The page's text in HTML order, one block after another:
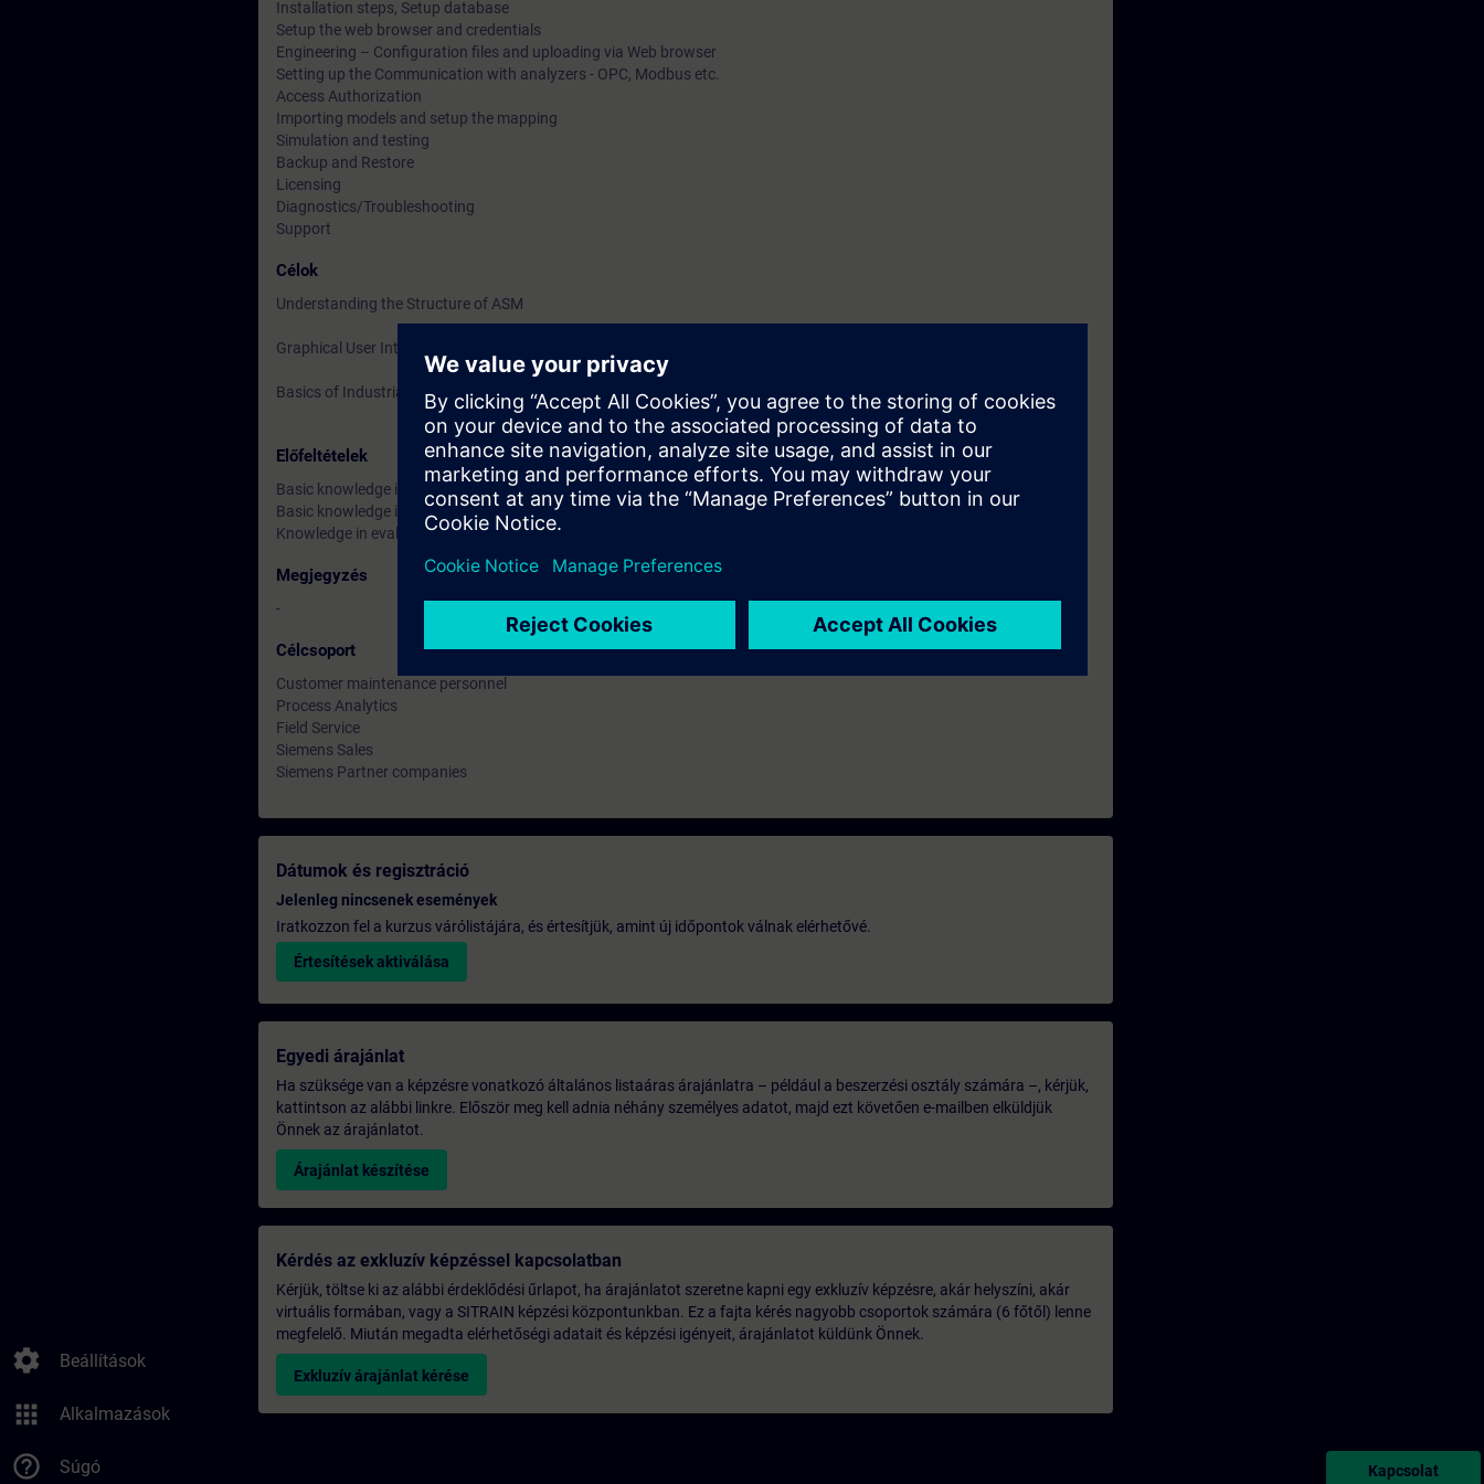
settings Beállítások
apps Alkalmazások
help_outline Súgó
Installation steps, Setup database
Setup the web browser and credentials
Engineering – Configuration files and uploading via Web browser
Setting up the Communication with analyzers - OPC, Modbus etc.
Access Authorization
Importing models and setup the mapping
Simulation and testing
Backup and Restore
Licensing
Diagnostics/Troubleshooting
Support
Célok
Understanding the Structure of ASM
Graphical User Interface
Basics of Industrial Ethernet (RSTP, MRP/HRP)
Előfeltételek
Basic knowledge in Windows
Basic knowledge in industrial Gas Analyzers
Knowledge in evaluating results of Process Analyzers
Megjegyzés
-
Célcsoport
Customer maintenance personnel
Process Analytics
Field Service
Siemens Sales
Siemens Partner companies
Dátumok és regisztráció
Jelenleg nincsenek események
Iratkozzon fel a kurzus várólistájára, és értesítjük, amint új időpontok válnak elérhetővé.
Értesítések aktiválása
Egyedi árajánlat
Ha szüksége van a képzésre vonatkozó általános listaáras árajánlatra – például a beszerzési osztály számára –, kérjük,
kattintson az alábbi linkre. Először meg kell adnia néhány személyes adatot, majd ezt követően e-mailben elküldjük
Önnek az árajánlatot.
Árajánlat készítése
Kérdés az exkluzív képzéssel kapcsolatban
Kérjük, töltse ki az alábbi érdeklődési űrlapot, ha árajánlatot szeretne kapni egy exkluzív képzésre, akár helyszíni, akár
virtuális formában, vagy a SITRAIN képzési központunkban. Ez a fajta kérés nagyobb csoportok számára (6 főtől) lenne
megfelelő. Miután megadta elérhetőségi adatait és képzési igényeit, árajánlatot küldünk Önnek.
Exkluzív árajánlat kérése
Kapcsolat